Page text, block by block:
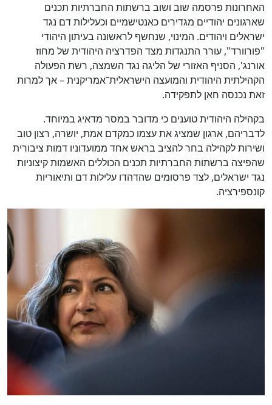
האחרונות פרסמה שוב ושוב ברשתות החברתיות תכנים
שארגונים יהודיים מגדירים כאנטישמיים וכעלילות דם נגד
ישראלים ויהודים. המינוי, שנחשף לראשונה בעיתון היהודי
"פורוורד", עורר התנגדות מצד הפדרציה היהודית של מחוז
אורנג', הסניף האזורי של הליגה נגד השמצה, רשת הפעולה
הקהילתית היהודית והמועצה הישראלית־אמריקנית – אך למרות
זאת נכנסה חאן לתפקידה.
בקהילה היהודית טוענים כי מדובר במסר מדאיג במיוחד.
לדבריהם, ארגון שמציג את עצמו כמקדם אמת, יושרה, רצון טוב
ושירות לקהילה בחר להציב בראש אחד ממועדוניו דמות ציבורית
שהפיצה ברשתות החברתיות תכנים הכוללים האשמות קיצוניות
נגד ישראלים, לצד פרסומים שהדהדו עלילות דם ותיאוריות
קונספירציה.